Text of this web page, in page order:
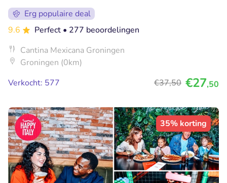
Erg populaire deal
9.6
Perfect • 277 beoordelingen
Cantina Mexicana Groningen
Groningen (0km)
Verkocht: 577
€37,50 €27,50
35% korting